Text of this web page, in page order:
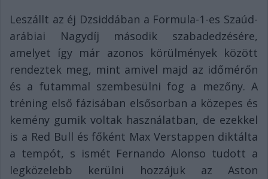
Leszállt az éj Dzsiddában a Formula-1-es Szaúd-
arábiai Nagydíj második szabadedzésére,
amelyet így már azonos körülmények között
rendeztek meg, mint amivel majd az időmérőn
és a futammal szembesülni fog a mezőny. A
tréning első fázisában elsősorban a közepes és
kemény gumik voltak használatban, de ezekkel
is a Red Bull és főként Max Verstappen diktálta
a tempót, s ismét Fernando Alonso tudott a
legközelebb kerülni hozzájuk az Aston